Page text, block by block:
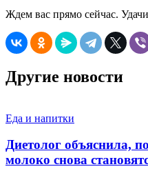
Ждем вас прямо сейчас.
Другие новости
Еда и напитки
Диетолог объяснила,
молоко снова